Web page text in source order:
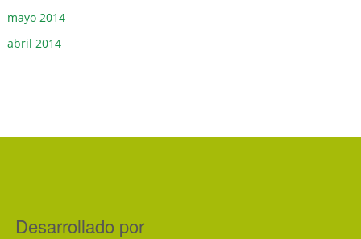
mayo 2014
abril 2014
Desarrollado por